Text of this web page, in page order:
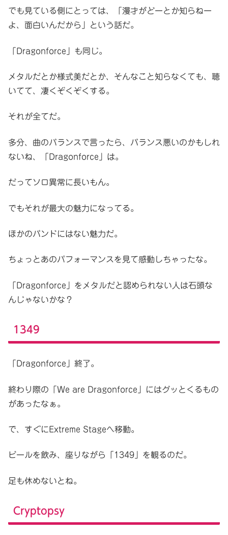
でも見ている側にとっては、「漫才がどーとか知らねー
よ、面白いんだから」という話だ。
「Dragonforce」も同じ。
メタルだとか様式美だとか、そんなこと知らなくても、聴
いてて、凄くぞくぞくする。
それが全てだ。
多分、曲のバランスで言ったら、バランス悪いのかもしれ
ないね、「Dragonforce」は。
だってソロ異常に長いもん。
でもそれが最大の魅力になってる。
ほかのバンドにはない魅力だ。
ちょっとあのパフォーマンスを見て感動しちゃったな。
「Dragonforce」をメタルだと認められない人は石頭な
んじゃないかな？
1349
「Dragonforce」終了。
終わり際の「We are Dragonforce」にはグッとくるもの
があったなぁ。
で、すぐにExtreme Stageへ移動。
ビールを飲み、座りながら「1349」を観るのだ。
足も休めないとね。
Cryptopsy